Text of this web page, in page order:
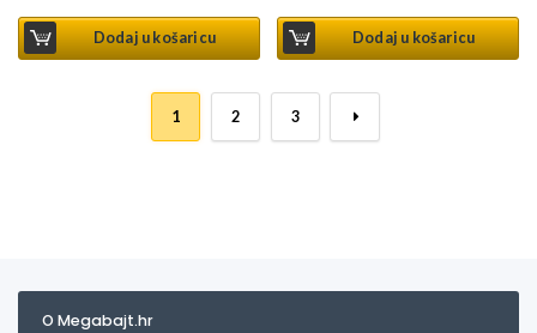
Dodaj u košaricu Dodaj u košaricu
1 2 3 →
O Megabajt.hr